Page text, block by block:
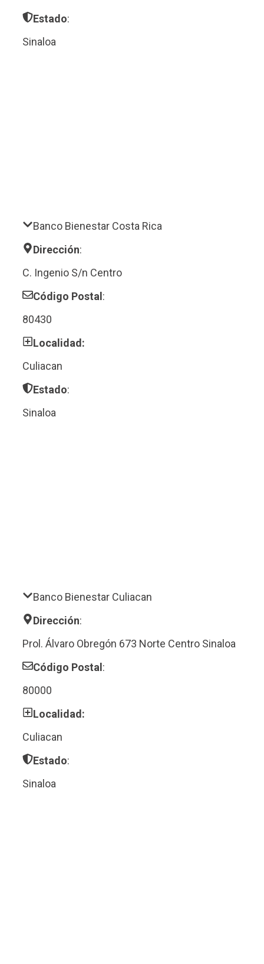
Estado:
Sinaloa
Banco Bienestar Costa Rica
Dirección:
C. Ingenio S/n Centro
Código Postal :
80430
Localidad:
Culiacan
Estado:
Sinaloa
Banco Bienestar Culiacan
Dirección:
Prol. Álvaro Obregón 673 Norte Centro Sinaloa
Código Postal :
80000
Localidad:
Culiacan
Estado:
Sinaloa